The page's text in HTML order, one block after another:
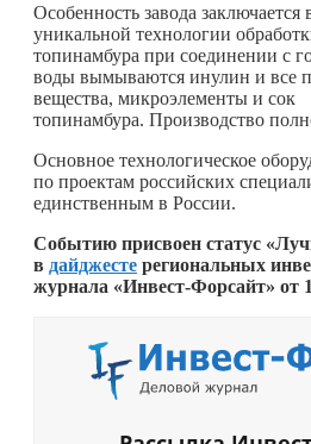
Особенность завода заключается
уникальной технологии
топинамбура при соединении с
воды вымываются инулин и все
вещества, микроэлементы и сок
топинамбура. Производство
Основное технологическое
по проектам российских
единственным в России.
Событию присвоен статус
в дайджесте региональных
журнала «Инвест-Форсайт» от